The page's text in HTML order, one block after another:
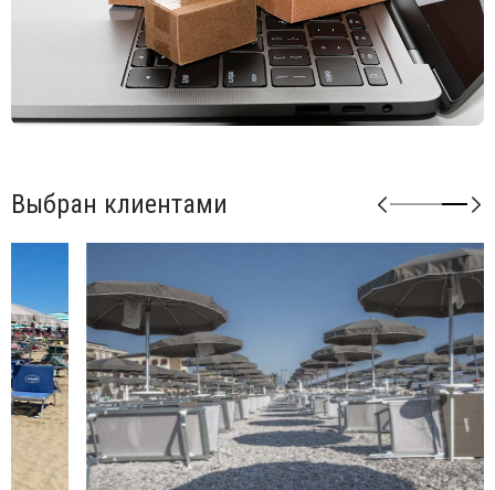
Посмотреть технические характеристики модели
Выбран клиентами